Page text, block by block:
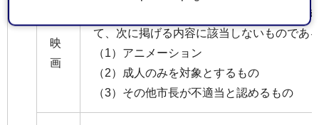
映
画
3以上の都道府県、かつ、30以上の映画館
て、次に掲げる内容に該当しないものであ
（1）アニメーション
（2）成人のみを対象とするもの
（3）その他市長が不適当と認めるもの